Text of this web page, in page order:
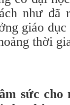
như đã
giáo
thời
sức cho